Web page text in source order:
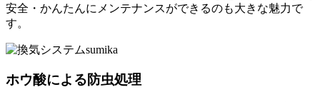
安全・かんたんにメンテナンスができるのも大きな魅力で
す。
ホウ酸による防虫処理